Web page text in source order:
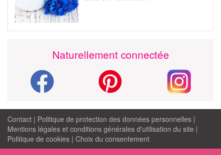
Naturellement connectée
Contact | Politique de protection des données personnelles |
Mentions légales et conditions générales d'utilisation du site |
Politique de cookies | Choix du consentement